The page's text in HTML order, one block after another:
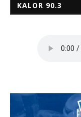
KALOR 90.3